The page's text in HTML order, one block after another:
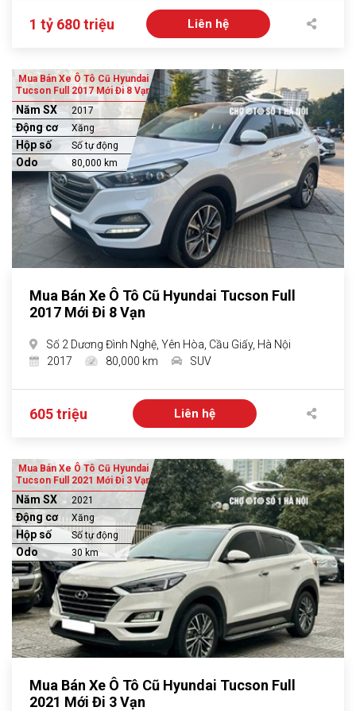
1 tỷ 680 triệu Liên hệ
Mua Bán Xe Ô Tô Cũ Hyundai
Tucson Full 2017 Mới Đi 8 Vạn
Năm SX 2017
Động cơ Xăng
Hộp số Số tự động
Odo 80,000 km
Mua Bán Xe Ô Tô Cũ Hyundai Tucson Full
2017 Mới Đi 8 Vạn
Số 2 Dương Đình Nghệ, Yên Hòa, Cầu Giấy, Hà Nội
2017
80,000 km SUV
605 triệu Liên hệ
Mua Bán Xe Ô Tô Cũ Hyundai
Tucson Full 2021 Mới Đi 3 Vạn
Năm SX 2021
Động cơ Xăng
Hộp số Số tự động
Odo 30 km
Mua Bán Xe Ô Tô Cũ Hyundai Tucson Full
2021 Mới Đi 3 Vạn